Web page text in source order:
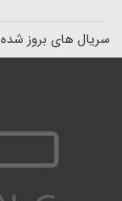
سریال های بروز شده